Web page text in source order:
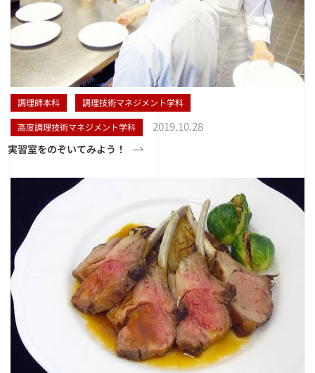
調理師本科 調理技術マネジメント学科
高度調理技術マネジメント学科 2019.10.28
実習室をのぞいてみよう！